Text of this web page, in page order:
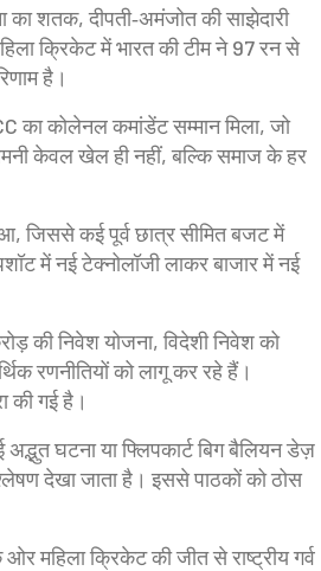
का शतक, दीपती‑अमंजोत की साझेदारी
क्रिकेट में भारत की टीम ने 97 रन से
है।
का कोलेनल कमांडेंट सम्मान मिला, जो
केवल खेल ही नहीं, बल्कि समाज के हर
जिससे कई पूर्व छात्र सीमित बजट में
में नई टेक्नोलॉजी लाकर बाजार में नई
की निवेश योजना, विदेशी निवेश को
रणनीतियों को लागू कर रहे हैं।
की गई है।
घटना या फ्लिपकार्ट बिग बैलियन डेज़
देखा जाता है। इससे पाठकों को ठोस
महिला क्रिकेट की जीत से राष्ट्रीय गर्व